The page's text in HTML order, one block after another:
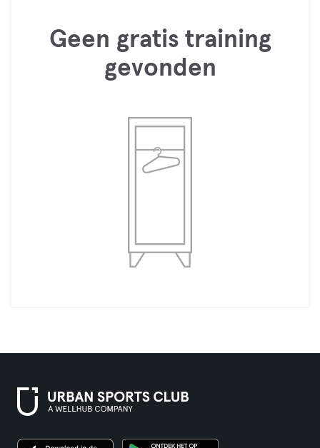
Geen gratis training
gevonden